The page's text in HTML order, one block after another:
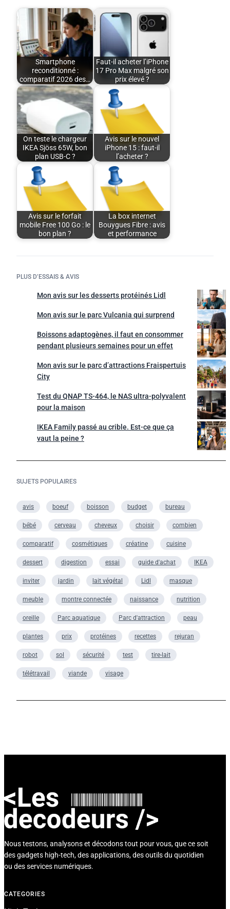
Smartphone
reconditionné :
comparatif 2026 des…
Faut-il acheter l’iPhone
17 Pro Max malgré son
prix élevé ?
On teste le chargeur
IKEA Sjöss 65W, bon
plan USB-C ?
Avis sur le nouvel
iPhone 15 : faut-il
l’acheter ?
Avis sur le forfait
mobile Free 100 Go : le
bon plan ?
La box internet
Bouygues Fibre : avis
et performance
PLUS D’ESSAIS & AVIS
Mon avis sur les desserts protéinés Lidl
Mon avis sur le parc Vulcania qui surprend
Boissons adaptogènes, il faut en consommer
pendant plusieurs semaines pour un effet
Mon avis sur le parc d’attractions Fraispertuis
City
Test du QNAP TS-464, le NAS ultra-polyvalent
pour la maison
IKEA Family passé au crible. Est-ce que ça
vaut la peine ?
SUJETS POPULAIRES
avis boeuf boisson budget bureau
bébé cerveau cheveux choisir combien
comparatif cosmétiques créatine cuisine
dessert digestion essai guide d'achat IKEA
inviter jardin lait végétal Lidl masque
meuble montre connectée naissance nutrition
oreille Parc aquatique Parc d'attraction peau
plantes prix protéines recettes rejuran
robot sol sécurité test tire-lait
télétravail viande visage
Nous testons, analysons et décodons tout pour vous, que ce soit
des gadgets high-tech, des applications, des outils du quotidien
ou des services numériques.
CATEGORIES